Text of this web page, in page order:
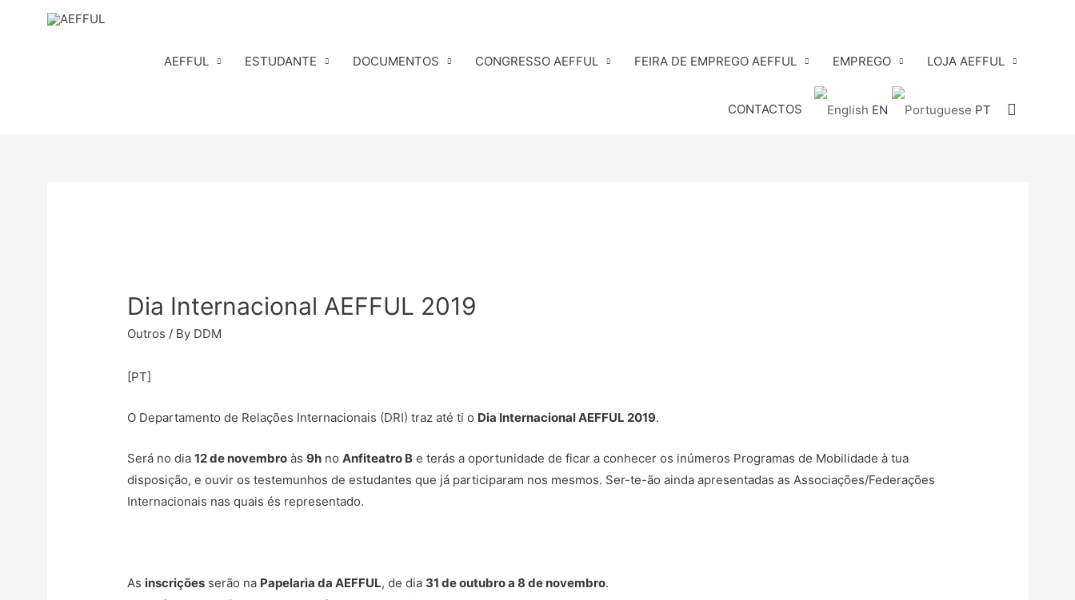
AEFFUL ESTUDANTE DOCUMENTOS CONGRESSO AEFFUL FEIRA DE EMPREGO AEFFUL EMPREGO LOJA AEFFUL
CONTACTOS EN PT Search
Dia Internacional AEFFUL 2019
Outros / By DDM
[PT]
O Departamento de Relações Internacionais (DRI) traz até ti o Dia Internacional AEFFUL 2019.
Será no dia 12 de novembroàs 9hno Anfiteatro Be terás a oportunidade de ficar a conhecer os inúmeros Programas de Mobilidade à tua
disposição, e ouvir os testemunhos de estudantes que já participaram nos mesmos. Ser-te-ão ainda apresentadas as Associações/Federações
Internacionais nas quais és representado.
As inscriçõesserão na Papelaria da AEFFUL, de dia 31 de outubro a 8 de novembro.